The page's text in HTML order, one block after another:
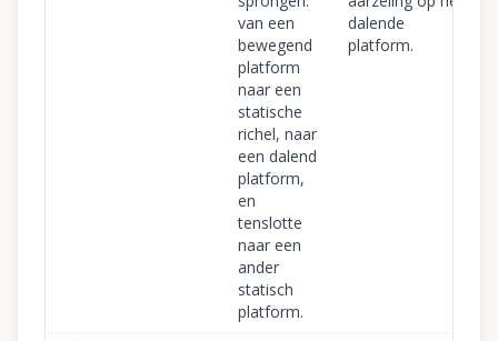
van een
bewegend
platform
naar een
statische
richel, naar
een dalend
platform,
en
tenslotte
naar een
ander
statisch
platform.
dalende
platform.